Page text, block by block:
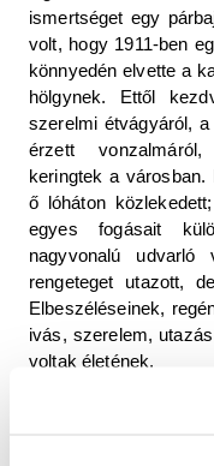
ismertséget egy
volt, hogy 1911-ben
könnyedén elvette a
hölgynek. Ettől
szerelmi étvágyáról,
érzett
keringtek a
ő lóháton
egyes fogásait
nagyvonalú udvarló
rengeteget utazott,
Elbeszéléseinek,
ivás, szerelem,
voltak életének.